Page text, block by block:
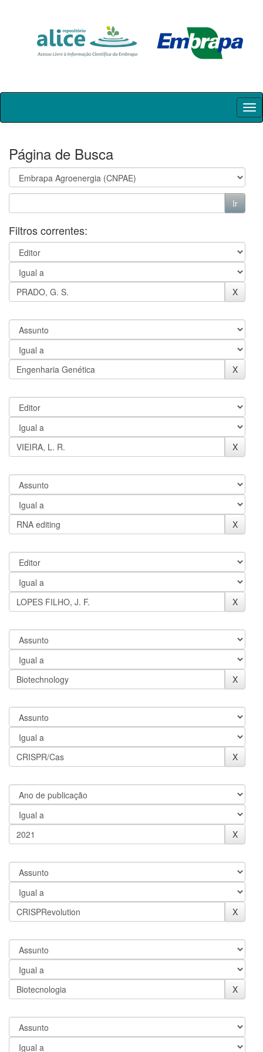
Skip
Página de Busca
Filtros correntes: